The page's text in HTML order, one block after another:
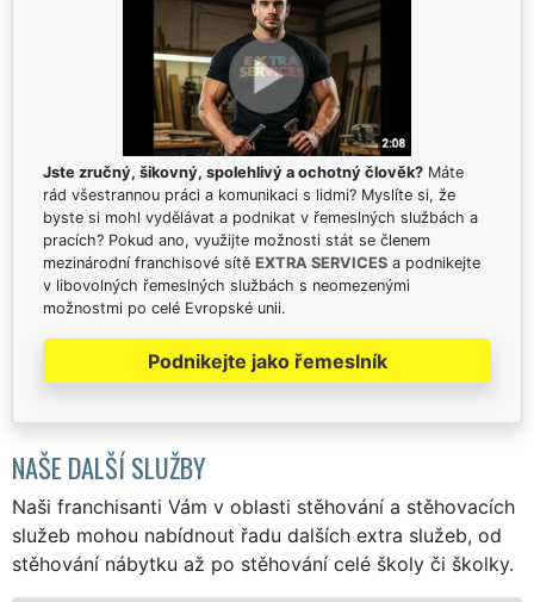
Jste zručný, šikovný, spolehlivý a ochotný člověk? Máte
rád všestrannou práci a komunikaci s lidmi? Myslíte si, že
byste si mohl vydělávat a podnikat v řemeslných službách a
pracích? Pokud ano, využijte možnosti stát se členem
mezinárodní franchisové sítě EXTRA SERVICES a podnikejte
v libovolných řemeslných službách s neomezenými
možnostmi po celé Evropské unii.
Podnikejte jako řemeslník
NAŠE DALŠÍ SLUŽBY
Naši franchisanti Vám v oblasti stěhování a stěhovacích
služeb mohou nabídnout řadu dalších extra služeb, od
stěhování nábytku až po stěhování celé školy či školky.